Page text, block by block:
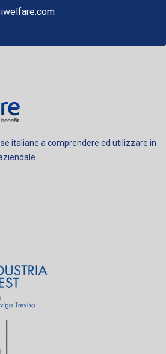
italiane a comprendere ed utilizzare in